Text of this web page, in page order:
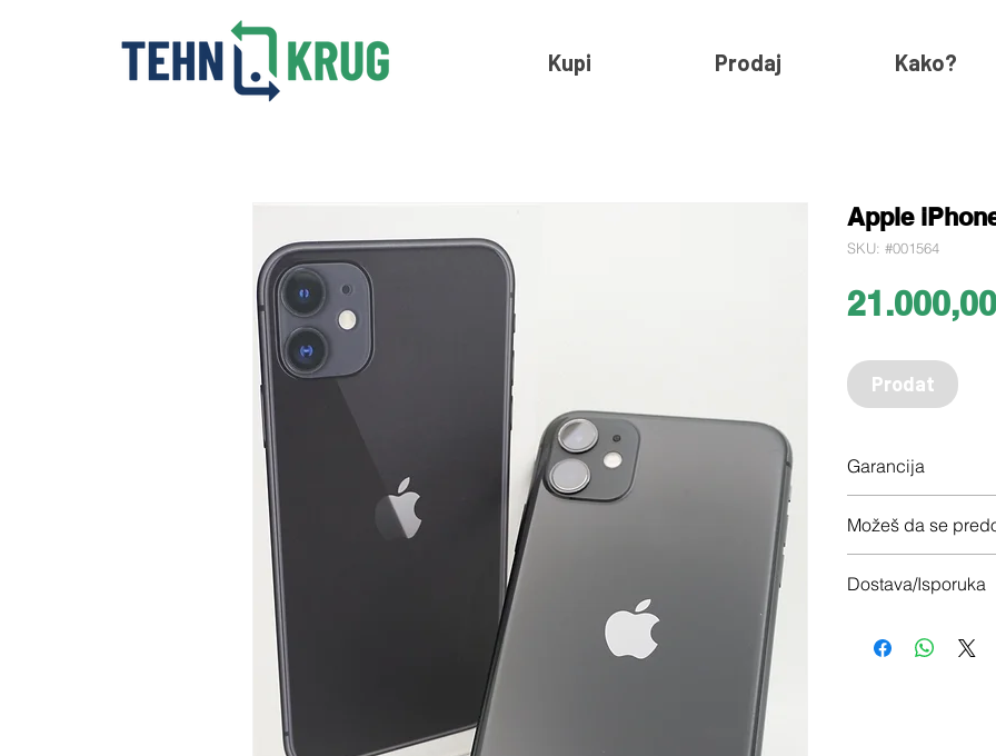
Kupi Prodaj Kako?
Apple
SKU: #001564
Prodat
Garancija
Možeš da se
Dostava/Isporuka